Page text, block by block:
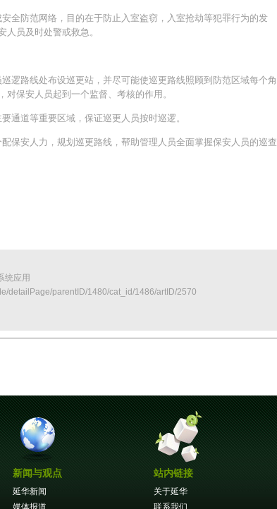
防范网络，目的在于防止入室盗窃，入室抢劫等犯罪行为的发
员及时处警或救急。
路线处布设巡更站，并尽可能使巡更路线照顾到防范区域每个角
保安人员起到一个监督、考核的作用。
道等重要区域，保证巡更人员按时巡逻。
安人力，规划巡更路线，帮助管理人员全面掌握保安人员的巡查
统应用
detailPage/parentID/1480/cat_id/1486/artID/2570
新闻与观点
延华新闻
媒体报道
站内链接
关于延华
联系我们